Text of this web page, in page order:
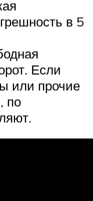
в 5
Если
или прочие
по